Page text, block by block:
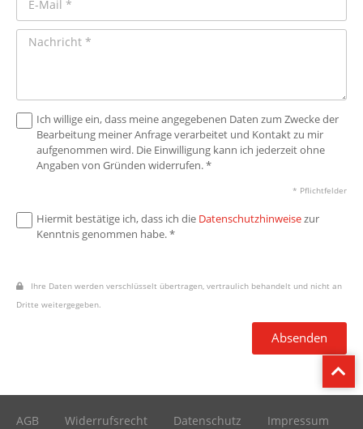
AGB Widerrufsrecht Datenschutz Impressum
Ich willige ein, dass meine angegebenen Daten zum Zwecke der
Bearbeitung meiner Anfrage verarbeitet und Kontakt zu mir
aufgenommen wird. Die Einwilligung kann ich jederzeit ohne
Angaben von Gründen widerrufen. *
* Pflichtfelder
Hiermit bestätige ich, dass ich die Datenschutzhinweisezur
Kenntnis genommen habe. *
Ihre Daten werden verschlüsselt übertragen, vertraulich behandelt und nicht an
Dritte weitergegeben.
Absenden